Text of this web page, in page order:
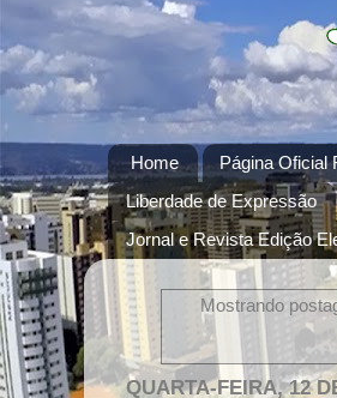
Home
Página Oficial
Liberdade de Expressão
Jornal e Revista Edição
Mostrando
QUARTA-FEIRA, 12